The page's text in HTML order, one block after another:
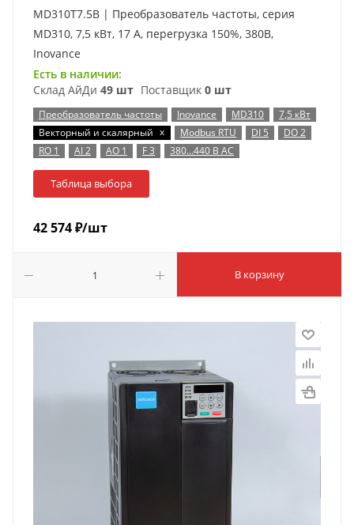
MD310T7.5B | Преобразователь частоты, серия
MD310, 7,5 кВт, 17 А, перегрузка 150%, 380B,
Inovance
Есть в наличии:
Склад АйДи 49 шт Поставщик 0 шт
Преобразователь частоты Inovance MD310
7,5 кВт
Векторный и скалярный x Modbus RTU DI 5
DO 2
RO 1
AI 2 AO 1 F 3 380…440 В AC
Таблица выбора
42 574₽/шт
В корзину